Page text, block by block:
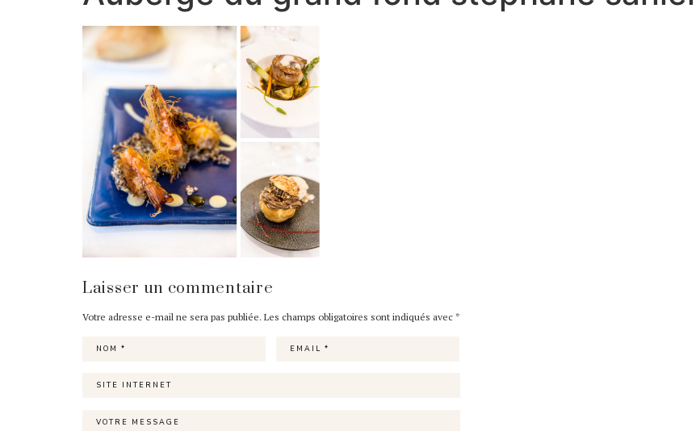
Laisser un commentaire
Votre adresse e-mail ne sera pas publiée. Les champs obligatoires sont indiqués avec *